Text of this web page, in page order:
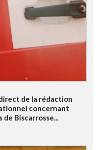
de la rédaction
concernant
Biscarrosse...